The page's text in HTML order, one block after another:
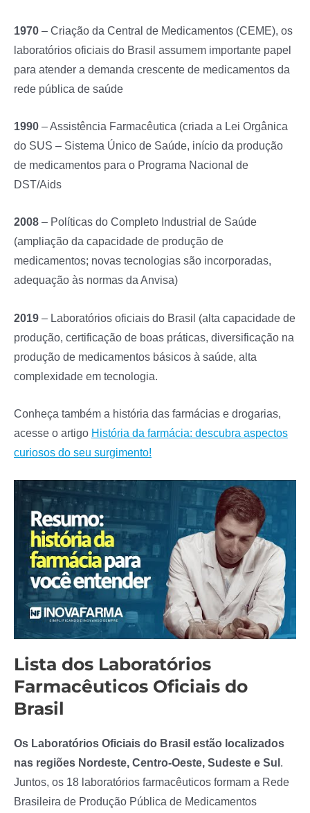
1970 – Criação da Central de Medicamentos (CEME), os
laboratórios oficiais do Brasil assumem importante papel
para atender a demanda crescente de medicamentos da
rede pública de saúde
1990 – Assistência Farmacêutica (criada a Lei Orgânica
do SUS – Sistema Único de Saúde, início da produção
de medicamentos para o Programa Nacional de
DST/Aids
2008 – Políticas do Completo Industrial de Saúde
(ampliação da capacidade de produção de
medicamentos; novas tecnologias são incorporadas,
adequação às normas da Anvisa)
2019 – Laboratórios oficiais do Brasil (alta capacidade de
produção, certificação de boas práticas, diversificação na
produção de medicamentos básicos à saúde, alta
complexidade em tecnologia.
Conheça também a história das farmácias e drogarias,
acesse o artigo História da farmácia: descubra aspectos
curiosos do seu surgimento!
Lista dos Laboratórios
Farmacêuticos Oficiais do
Brasil
Os Laboratórios Oficiais do Brasil estão localizados
nas regiões Nordeste, Centro-Oeste, Sudeste e Sul
Juntos, os 18 laboratórios farmacêuticos formam a Rede
Brasileira de Produção Pública de Medicamentos